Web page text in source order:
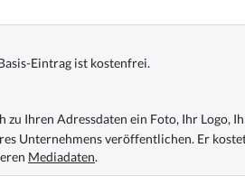
Eintrag ist kostenfrei.
zu Ihren Adressdaten ein Foto, Ihr Logo,
Unternehmens veröffentlichen. Er
Mediadaten.